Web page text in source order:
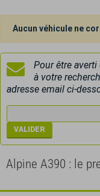
Aucun véhicule ne
Pour être
à votre
adresse email ci-
Alpine A390 : le